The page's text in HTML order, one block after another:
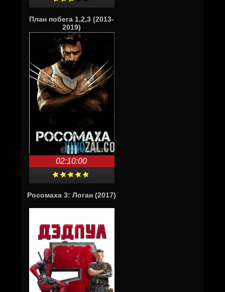
План побега 1,2,3 (2013-
2019)
02:10:00
Росомаха 3: Логан (2017)